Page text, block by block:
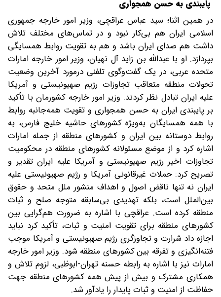
پایبندی به حسن همجواری
در همین اثنا؛ سید عباس عراقچی، وزیر امور خارجه جمهوری
اسلامی ایران هم بی‌کار نبود و در تماس‌‌های مختلف تلاش
داشت هم صدای ایران باشد و هم به تقویت روابط همسایگی
بپردازد. او با عبدالله بن زاید آل نهیان، وزیر امور خارجه امارات
متحده عربی، در یک گفت‌وگوی تلفنی درمورد آخرین وضعیت
تحولات منطقه متعاقب تجاوزات رژیم صهیونیستی و آمریکا
علیه ایران تبادل نظر کردند. وزیر امور خارجه کشورمان با تأکید
بر پایبندی ایران به حسن همجواری و تقویت همه‌جانبه روابط
با همه همسایگان به‌ویژه کشورهای حاشیه خلیج فارس، به
روابط دوستانه بین ایران و کشورهای منطقه از جمله امارات
اشاره کرد و از موضع مسئولانه کشورهای منطقه در محکومیت
تجاوزات اخیر رژیم صهیونیستی و آمریکا علیه ایران تقدیر و
تصریح کرد: حملات غیرقانونی آمریکا و رژیم صهیونیستی علیه
ایران نه تنها ناقض اصول و اهداف منشور ملل متحد و حقوق
بین‌الملل است، بلکه تهدیدی بی‌سابقه متوجه صلح و ثبات
منطقه کرده است. عراقچی با اشاره به ضرورت هم‌گرایی بین
کشورهای منطقه برای تقویت امنیت و ثبات، تأکید کرد نباید
اجازه داد شرارت و تجاوزگری رژیم صهیونیستی و آمریکا موجب
فتنه‌انگیزی و تفرقه بین کشورهای منطقه شود. وزیر امور خارجه
امارات نیز با اشاره به رابطه حسنه تهران-ابوظبی، لزوم تلاش و
همکاری مشترک و بیش از پیش همه کشورهای منطقه جهت
حفاظت از امنیت و ثبات پایدار را یادآور شد.